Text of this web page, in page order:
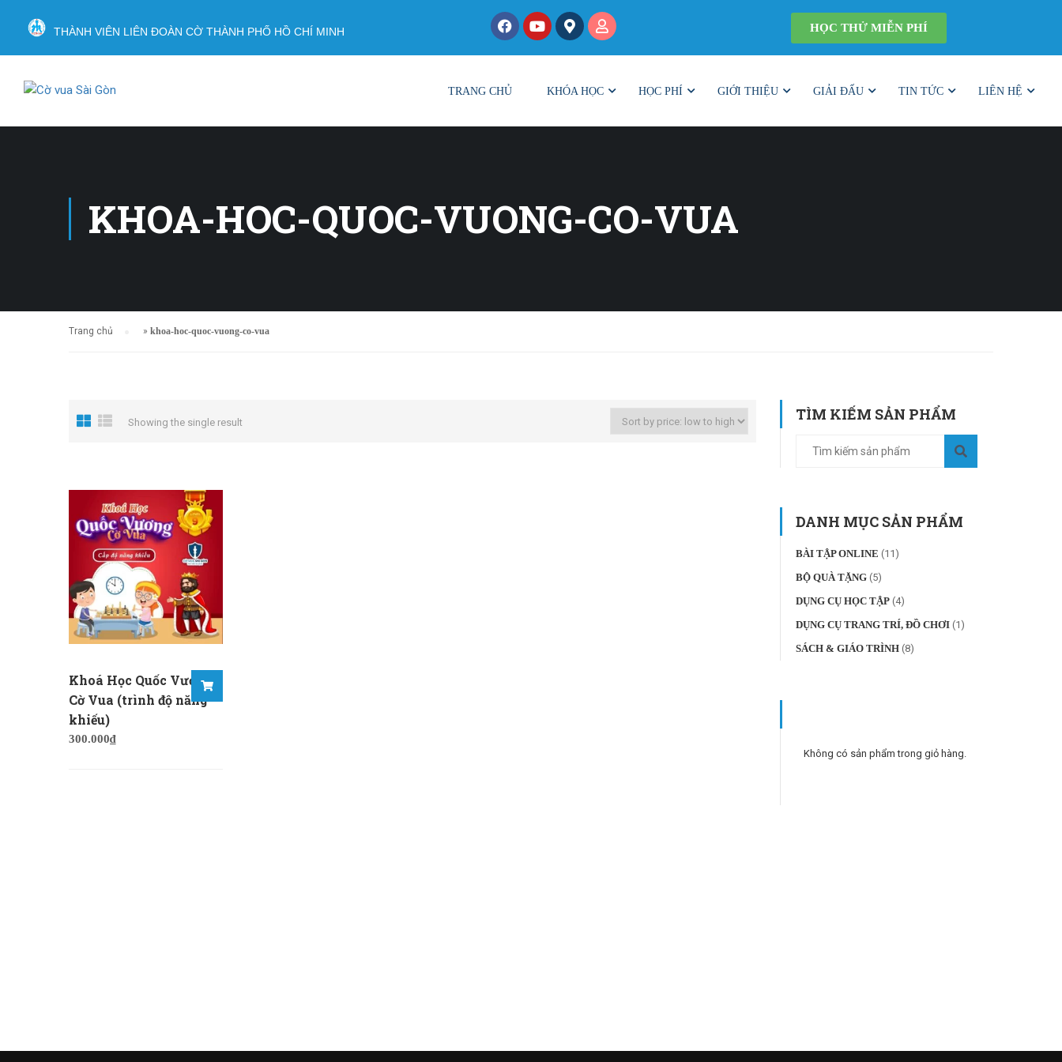
THÀNH VIÊN LIÊN ĐOÀN CỜ THÀNH PHỐ HỒ CHÍ MINH HỌC THỬ MIỄN PHÍ
TRANG CHỦ KHÓA HỌC HỌC PHÍ GIỚI THIỆU GIẢI ĐẤU TIN TỨC LIÊN HỆ
KHOA-HOC-QUOC-VUONG-CO-VUA
Trang chủ » khoa-hoc-quoc-vuong-co-vua
Showing the single result
Khoá Học Quốc Vương
Cờ Vua (trình độ năng
khiếu)
300.000₫
TÌM KIẾM SẢN PHẨM
DANH MỤC SẢN PHẨM
BÀI TẬP ONLINE (11)
BỘ QUÀ TẶNG (5)
DỤNG CỤ HỌC TẬP (4)
DỤNG CỤ TRANG TRÍ, ĐỒ CHƠI (1)
SÁCH & GIÁO TRÌNH (8)
Không có sản phẩm trong giỏ hàng.